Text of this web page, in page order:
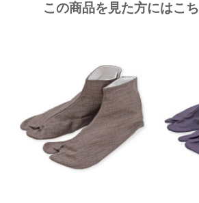
この商品を見た方にはこ